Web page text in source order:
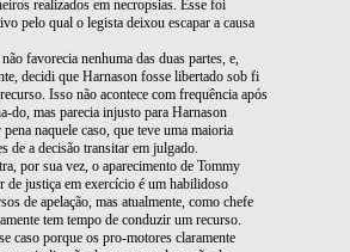
realizados em necropsias. Esse foi
pelo qual o legista deixou escapar a causa
favorecia nenhuma das duas partes, e,
decidi que Harnason fosse libertado sob fi
Isso não acontece com frequência após
do, mas parecia injusto para Harnason
naquele caso, que teve uma maioria
de a decisão transitar em julgado.
por sua vez, o aparecimento de Tommy
de justiça em exercício é um habilidoso
de apelação, mas atualmente, como chefe
tem tempo de conduzir um recurso.
caso porque os pro-motores claramente